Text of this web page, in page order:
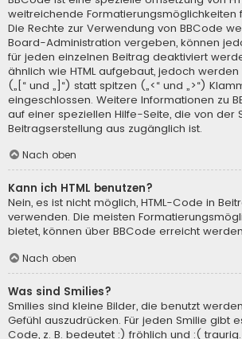
weitreichende Formatierungsmöglichkeiten
Die Rechte zur Verwendung von BBCode
Board-Administration vergeben, können
für jeden einzelnen Beitrag deaktiviert
ähnlich wie HTML aufgebaut, jedoch
(„[“ und „]“) statt spitzen („<“ und „>“)
eingeschlossen. Weitere Informationen zu
auf einer speziellen Hilfe-Seite, die von der
Beitragserstellung aus zugänglich ist.
Nach oben
Kann ich HTML benutzen?
Nein, es ist nicht möglich, HTML-Code in
verwenden. Die meisten
bietet, können über BBCode erreicht
Nach oben
Was sind Smilies?
Smilies sind kleine Bilder, die benutzt
Gefühl auszudrücken. Für jeden Smilie gibt
Code, z. B. bedeutet :) fröhlich und :(